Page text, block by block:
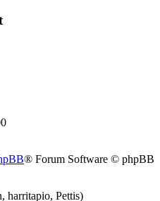
® Forum Software © phpBB
harritapio, Pettis)